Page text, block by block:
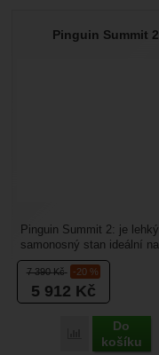
Pinguin Summit 2
7 390Kč -20 %
5 912 Kč
Porovnat
Do
košíku
Pinguin Summit 2: je lehký
samonosný stan ideální
turistiku, VHT, vodu nebo
outdoorové aktivity...